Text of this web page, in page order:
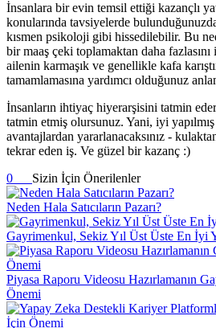
İnsanlara bir evin temsil ettiği kazançlı
konularında tavsiyelerde
kısmen psikoloji gibi hissedilebilir. Bu
bir maaş çeki toplamaktan daha
ailenin karmaşık ve genellikle kafa
tamamlamasına yardımcı olduğunuz
İnsanların ihtiyaç hiyerarşisini tatmin
tatmin etmiş olursunuz. Yani, iyi
avantajlardan yararlanacaksınız -
tekrar eden iş. Ve güzel bir kazanç :)
0
Sizin İçin Önerilenler
Neden Hala Satıcıların Pazarı?
Gayrimenkul, Sekiz Yıl Üst Üste En İyi
Piyasa Raporu Videosu Hazırlamanın
Önemi